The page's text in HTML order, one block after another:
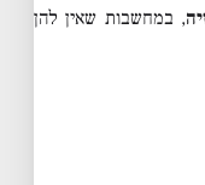
, במחשבות שאין להן